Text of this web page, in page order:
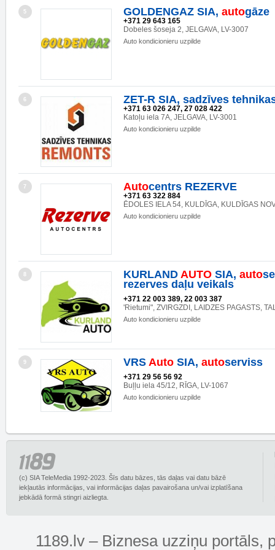
5 GOLDENGAZ SIA, autogāze
+371 29 643 165
Dobeles šoseja 2, JELGAVA, LV-3007
Auto kondicionieru uzpilde
6 ZET-R SIA, sadzīves
+371 63 026 247, 27 028 422
Katoļu iela 7A, JELGAVA, LV-3001
Auto kondicionieru uzpilde
7 Autocentrs REZERVE
+371 63 322 884
ĒDOLES IELA 54, KULDĪGA, KULDĪGAS
Auto kondicionieru uzpilde
8 KURLAND AUTO SIA, auto
rezerves daļu veikals
+371 22 003 389, 22 003 387
'Rietumi", ZVIRGZDI, LAIDZES PAGASTS,
Auto kondicionieru uzpilde
9 VRS Auto SIA, autoserviss
+371 29 56 56 92
Buļļu iela 45/12, RĪGA, LV-1067
Auto kondicionieru uzpilde
(c) SIA TeleMedia 1992-2023. Šīs datu bāzes, tās daļas vai datu bāzē
iekļautās informācijas, vai informācijas daļas pavairošana un/vai izplatīšana
jebkādā formā stingri aizliegta.
1189.lv – Biznesa uzziņu portāls,